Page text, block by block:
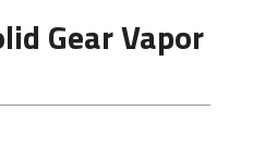
Gear Vapor